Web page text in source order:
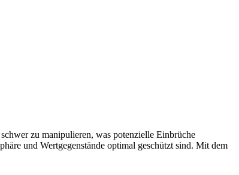
zu manipulieren, was potenzielle Einbrüche
und Wertgegenstände optimal geschützt sind.​ Mit dem